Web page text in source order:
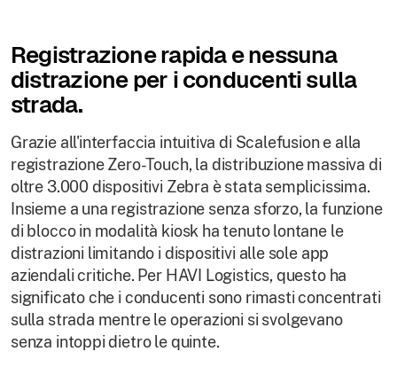
Registrazione rapida e nessuna
distrazione per i conducenti sulla
strada.
Grazie all'interfaccia intuitiva di Scalefusion e alla
registrazione Zero-Touch, la distribuzione massiva di
oltre 3.000 dispositivi Zebra è stata semplicissima.
Insieme a una registrazione senza sforzo, la funzione
di blocco in modalità kiosk ha tenuto lontane le
distrazioni limitando i dispositivi alle sole app
aziendali critiche. Per HAVI Logistics, questo ha
significato che i conducenti sono rimasti concentrati
sulla strada mentre le operazioni si svolgevano
senza intoppi dietro le quinte.